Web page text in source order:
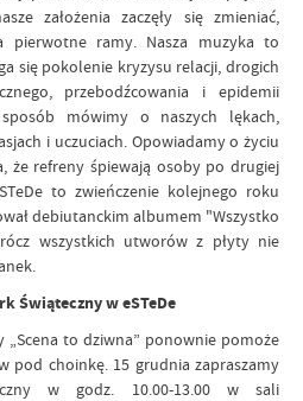
założenia zaczęły się zmieniać,
pierwotne ramy. Nasza muzyka to
się pokolenie kryzysu relacji, drogich
przebodźcowania i epidemii
mówimy o naszych lękach,
i uczuciach. Opowiadamy o życiu
że refreny śpiewają osoby po drugiej
to zwieńczenie kolejnego roku
debiutanckim albumem "Wszystko
wszystkich utworów z płyty nie
Świąteczny w eSTeDe
to dziwna” ponownie pomoże
pod choinkę. 15 grudnia zapraszamy
w godz. 10.00-13.00 w sali